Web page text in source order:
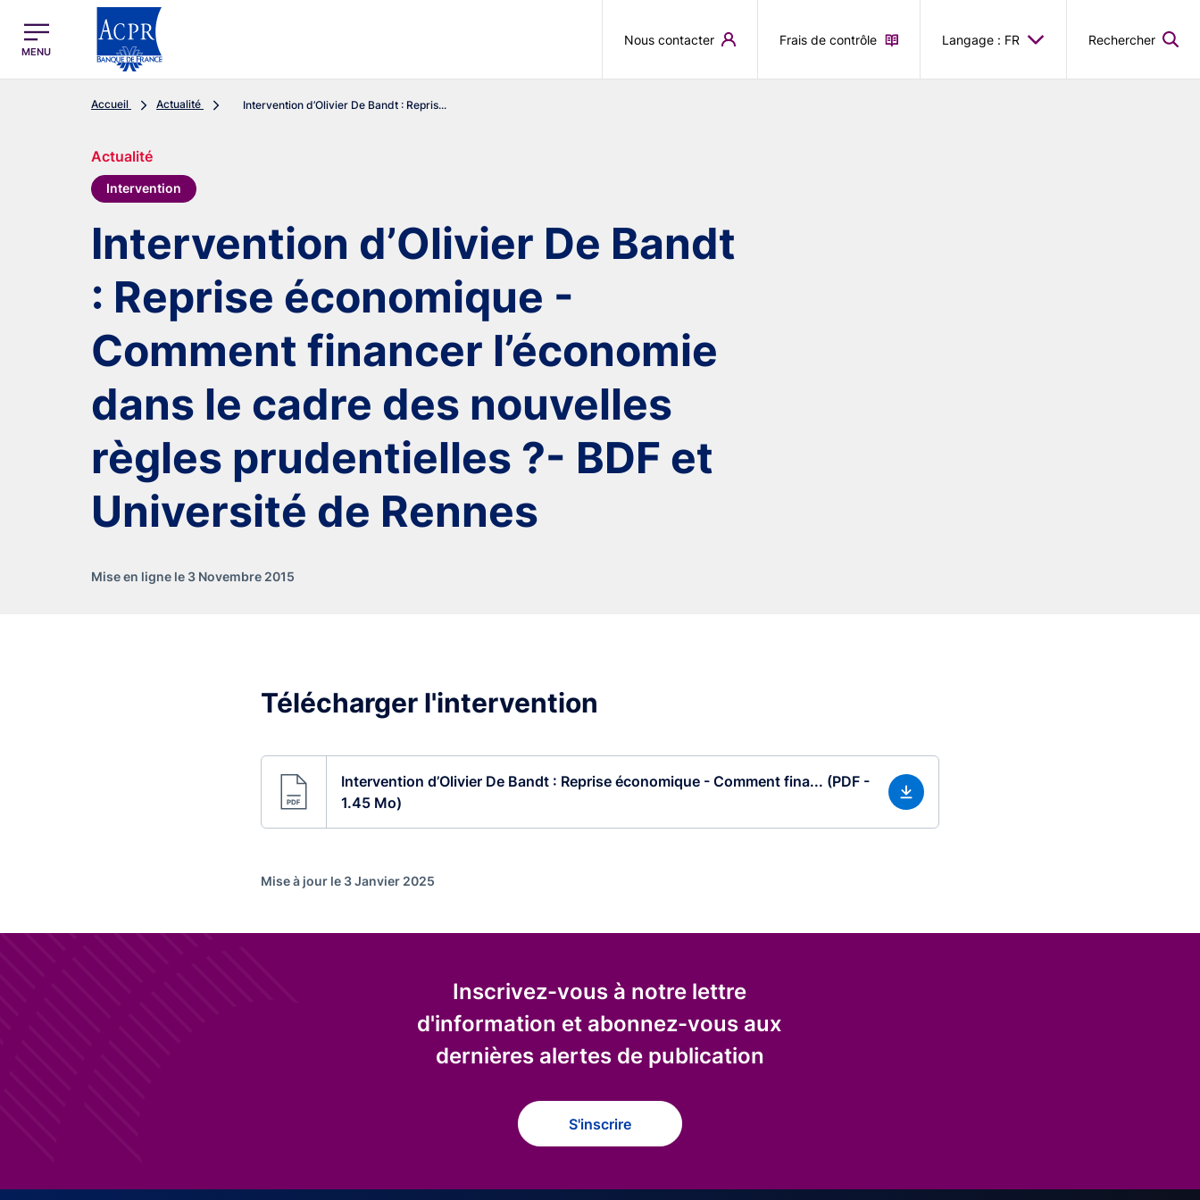
ACPR Menu Principal (French)
MENU
Nous contacter Frais de contrôle Langage : FR Rechercher
Accueil Actualité Intervention d’Olivier De Bandt : Repris...
Actualité
Intervention
Intervention d’Olivier De Bandt
: Reprise économique -
Comment financer l’économie
dans le cadre des nouvelles
règles prudentielles ?- BDF et
Université de Rennes
Mise en ligne le 3 Novembre 2015
Télécharger l'intervention
Intervention d’Olivier De Bandt : Reprise économique - Comment fina... (PDF -
1.45 Mo)
Mise à jour le 3 Janvier 2025
Inscrivez-vous à notre lettre
d'information et abonnez-vous aux
dernières alertes de publication
S'inscrire